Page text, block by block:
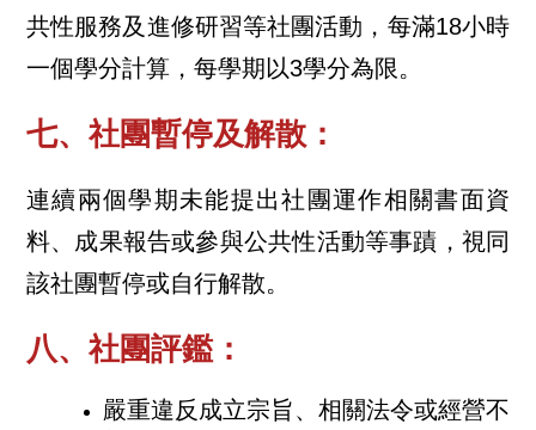
共性服務及進修研習等社團活動，每滿18小時
一個學分計算，每學期以3學分為限。
七、社團暫停及解散：
連續兩個學期未能提出社團運作相關書面資
料、成果報告或參與公共性活動等事蹟，視同
該社團暫停或自行解散。
八、社團評鑑：
嚴重違反成立宗旨、相關法令或經營不